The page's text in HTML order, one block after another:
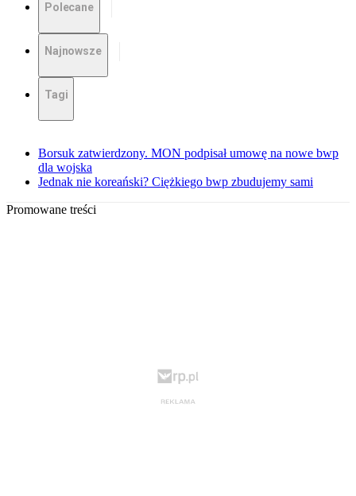
Polecane
Najnowsze
Tagi
Borsuk zatwierdzony. MON podpisał umowę na nowe bwp
dla wojska
Jednak nie koreański? Ciężkiego bwp zbudujemy sami
Promowane treści